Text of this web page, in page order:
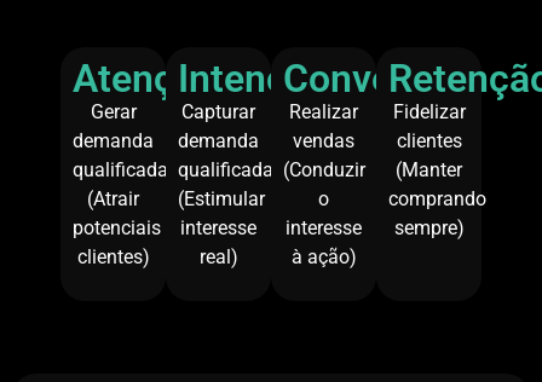
Atenção
Gerar
demanda
qualificada
(Atrair
potenciais
clientes)
Intenção
Capturar
demanda
qualificada
(Estimular
interesse
real)
Conversão
Realizar
vendas
(Conduzir
o
interesse
à ação)
Fidelizar
clientes
(Manter
comprando
sempre)